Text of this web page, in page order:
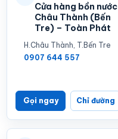
Cửa hàng bồn nước
Châu Thành (Bến
Tre) – Toàn Phát
H.Châu Thành, T.Bến Tre
0907 644 557
Gọi ngay Chỉ đường